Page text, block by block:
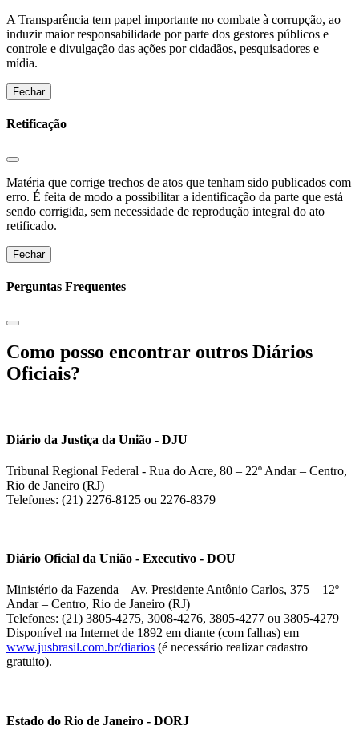
A Transparência tem papel importante no combate à corrupção, ao
induzir maior responsabilidade por parte dos gestores públicos e
controle e divulgação das ações por cidadãos, pesquisadores e
mídia.
Fechar
Retificação
Matéria que corrige trechos de atos que tenham sido publicados com
erro. É feita de modo a possibilitar a identificação da parte que está
sendo corrigida, sem necessidade de reprodução integral do ato
retificado.
Fechar
Perguntas Frequentes
Como posso encontrar outros Diários
Oficiais?
Diário da Justiça da União - DJU
Tribunal Regional Federal - Rua do Acre, 80 – 22º Andar – Centro,
Rio de Janeiro (RJ)
Telefones: (21) 2276-8125 ou 2276-8379
Diário Oficial da União - Executivo - DOU
Ministério da Fazenda – Av. Presidente Antônio Carlos, 375 – 12º
Andar – Centro, Rio de Janeiro (RJ)
Telefones: (21) 3805-4275, 3008-4276, 3805-4277 ou 3805-4279
Disponível na Internet de 1892 em diante (com falhas) em
www.jusbrasil.com.br/diarios (é necessário realizar cadastro
gratuito).
Estado do Rio de Janeiro - DORJ